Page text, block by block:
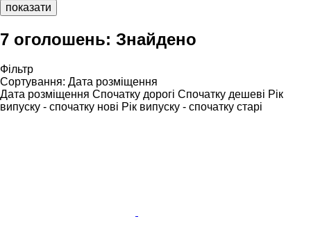
показати
7 оголошень: Знайдено
Фільтр
Сортування: Дата розміщення
Дата розміщення Спочатку дорогі Спочатку дешеві Рік
випуску - спочатку нові Рік випуску - спочатку старі